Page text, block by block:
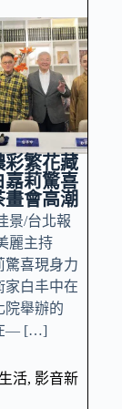
彩繁花藏
莉驚喜
畫會高潮
景/台北報
麗主持
驚喜現身力
家白丰中在
院舉辦的
— […]
生活, 影音新